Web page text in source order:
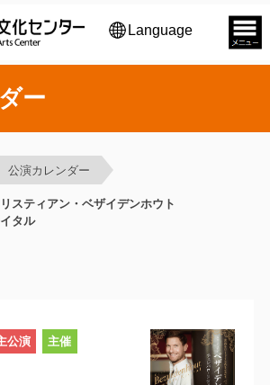
Language
ー
公演カレンダー
スティアン・ベザイデンホウト
タル
公演 主催